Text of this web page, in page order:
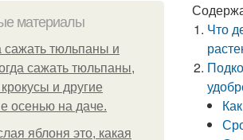
материалы
сажать тюльпаны и
сажать тюльпаны,
и другие
осенью на даче.
яблоня это, какая
Что